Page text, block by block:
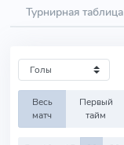
Турнирная таблица
Весь
матч
Первый
тайм